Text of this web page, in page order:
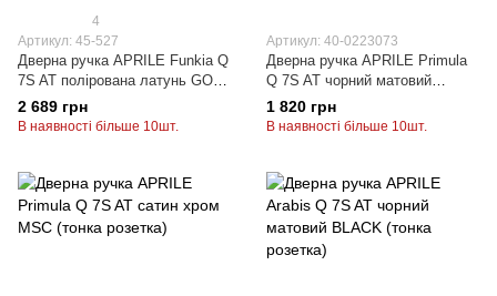
4
Артикул: 45-527
Дверна ручка APRILE Funkia Q
7S AT полірована латунь GOLD
PVD (тонка розетка)
2 689 грн
В наявності більше 10шт.
Артикул: 40-0223073
Дверна ручка APRILE Primula
Q 7S AT чорний матовий
BLACK (тонка розетка)
1 820 грн
В наявності більше 10шт.